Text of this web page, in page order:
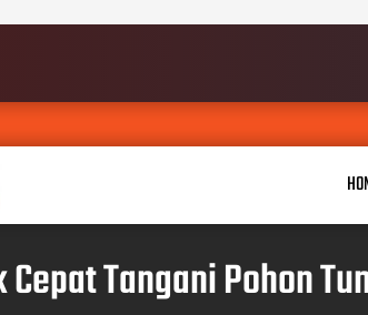
Tangani Pohon